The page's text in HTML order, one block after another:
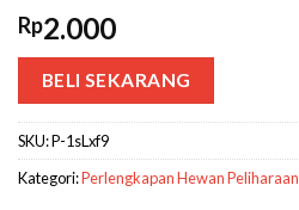
Rp2.000
BELI SEKARANG
SKU:P-1sLxf9
Kategori:Perlengkapan Hewan Peliharaan